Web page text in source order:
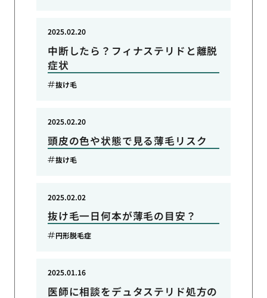
中断したら？フィナステリドと離脱
症状
2025.02.20
抜け毛
頭皮の色や状態で見る薄毛リスク
2025.02.20
抜け毛
抜け毛一日何本が薄毛の目安？
2025.02.02
円形脱毛症
医師に相談をデュタステリド処方の
2025.01.16